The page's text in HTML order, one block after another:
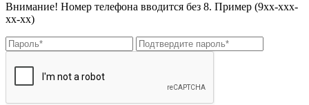
Внимание! Номер телефона вводится без 8. Пример (9хх-ххх-
хх-хх)